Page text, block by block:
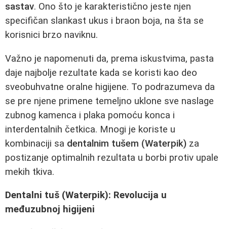
sastav. Ono što je karakteristično jeste njen
specifičan slankast ukus i braon boja, na šta se
korisnici brzo naviknu.
Važno je napomenuti da, prema iskustvima, pasta
daje najbolje rezultate kada se koristi kao deo
sveobuhvatne oralne higijene. To podrazumeva da
se pre njene primene temeljno uklone sve naslage
zubnog kamenca i plaka pomoću konca i
interdentalnih četkica. Mnogi je koriste u
kombinaciji sa dentalnim tušem (Waterpik) za
postizanje optimalnih rezultata u borbi protiv upale
mekih tkiva.
Dentalni tuš (Waterpik): Revolucija u
međuzubnoj higijeni